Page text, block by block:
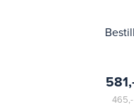
465,-